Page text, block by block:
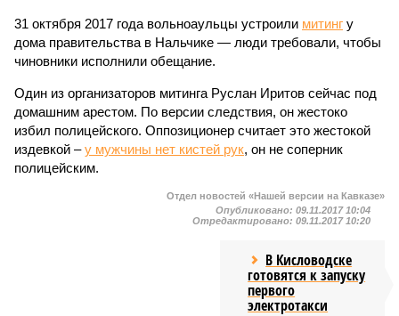
31 октября 2017 года вольноаульцы устроили митинг у
дома правительства в Нальчике — люди требовали, чтобы
чиновники исполнили обещание.
Один из организаторов митинга Руслан Иритов сейчас под
домашним арестом. По версии следствия, он жестоко
избил полицейского. Оппозиционер считает это жестокой
издевкой –у мужчины нет кистей рук, он не соперник
полицейским.
Отдел новостей «Нашей версии на Кавказе»
Опубликовано: 09.11.2017 10:04
Отредактировано: 09.11.2017 10:20
В Кисловодске
готовятся к запуску
первого
электротакси